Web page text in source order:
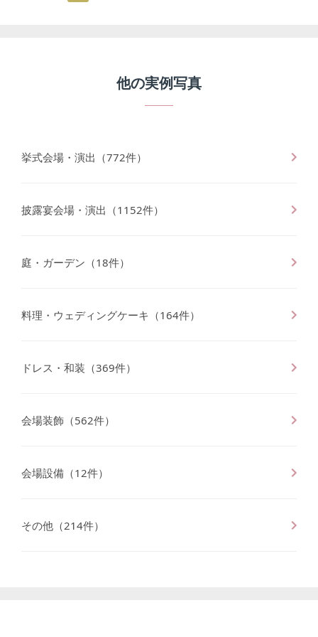
他の実例写真
挙式会場・演出 （772件）
披露宴会場・演出 （1152件）
庭・ガーデン （18件）
料理・ウェディングケーキ （164件）
ドレス・和装 （369件）
会場装飾 （562件）
会場設備 （12件）
その他 （214件）